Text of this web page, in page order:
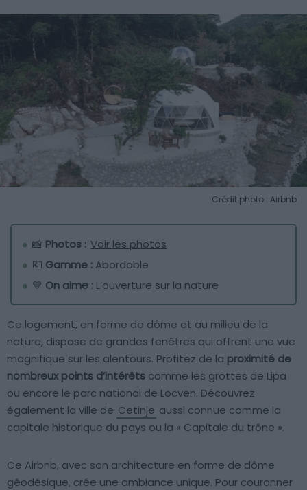
Crédit photo : Airbnb
📸 Photos : Voir les photos
💶 Gamme : Abordable
💙 On aime : L’ouverture sur la nature
Ce logement, en forme de dôme et au milieu de la
nature, dispose de grandes fenêtres qui offrent une vue
magnifique sur les alentours. Profitez de la proximité de
nombreux points d’intérêts comme les grottes de Lipa
ou encore le parc national de Locven. Découvrez
également la ville de Cetinje aussi connue comme la
capitale historique du pays ou la « Capitale du trône ».
Ce Airbnb, avec son architecture en forme de dôme
géodésique, crée une ambiance unique. Pour couronner